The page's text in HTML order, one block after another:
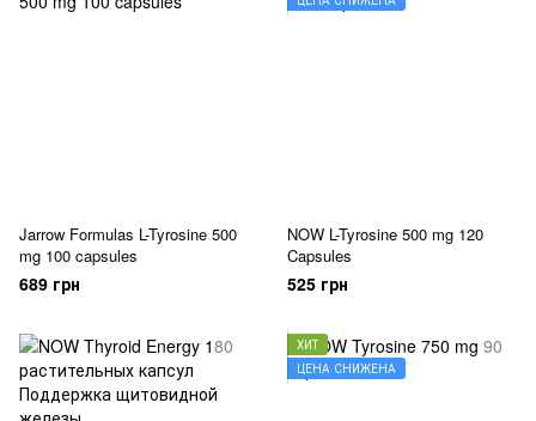
Jarrow Formulas L-Tyrosine 500
mg 100 capsules
689 грн
NOW L-Tyrosine 500 mg 120
Capsules
525 грн
ХИТ
ЦЕНА СНИЖЕНА